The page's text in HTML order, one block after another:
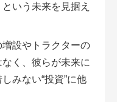
いう未来を見据え
設やトラクターの
く、彼らが未来に
みない“投資”に他